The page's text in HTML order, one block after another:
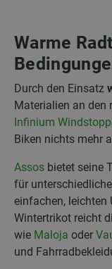
Warme
Durch den Einsatz
Materialien an den
Infinium
Biken nichts mehr
Assos bietet seine
für
einfachen, leichten
Wintertrikot reicht
wie Maloja oder
und